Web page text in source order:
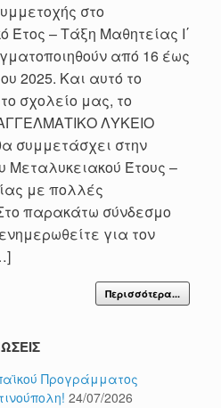
στο
Έτος – Τάξη Μαθητείας Ι΄
από 16 έως
2025. Και αυτό το
σχολείο μας, το
ΛΥΚΕΙΟ
συμμετάσχει στην
Μεταλυκειακού Έτους –
με πολλές
παρακάτω σύνδεσμο
για τον
Περισσότερα...
Προγράμματος
24/07/2026